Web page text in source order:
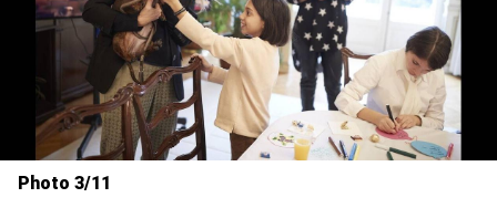
Photo 3/11